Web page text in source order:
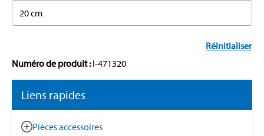
20 cm
Réinitialiser
Numéro de produit :I-471320
Liens rapides
Pièces accessoires